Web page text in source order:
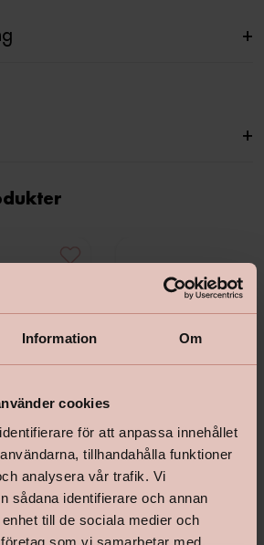
Information Om
cookies
för att anpassa innehållet
tillhandahålla funktioner
analysera vår trafik. Vi
sådana identifierare och annan
till de sociala medier och
som vi samarbetar med.
+
+
iD Inspiration Click Solid